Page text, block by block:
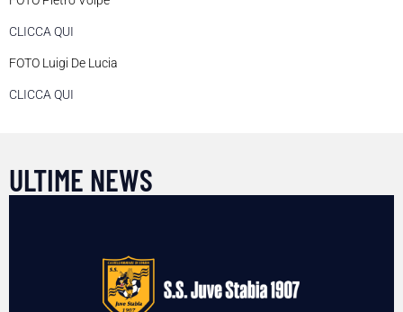
CLICCA QUI
FOTO Luigi De Lucia
CLICCA QUI
ULTIME NEWS